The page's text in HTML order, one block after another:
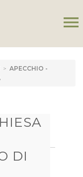
menu
> APECCHIO -
DI